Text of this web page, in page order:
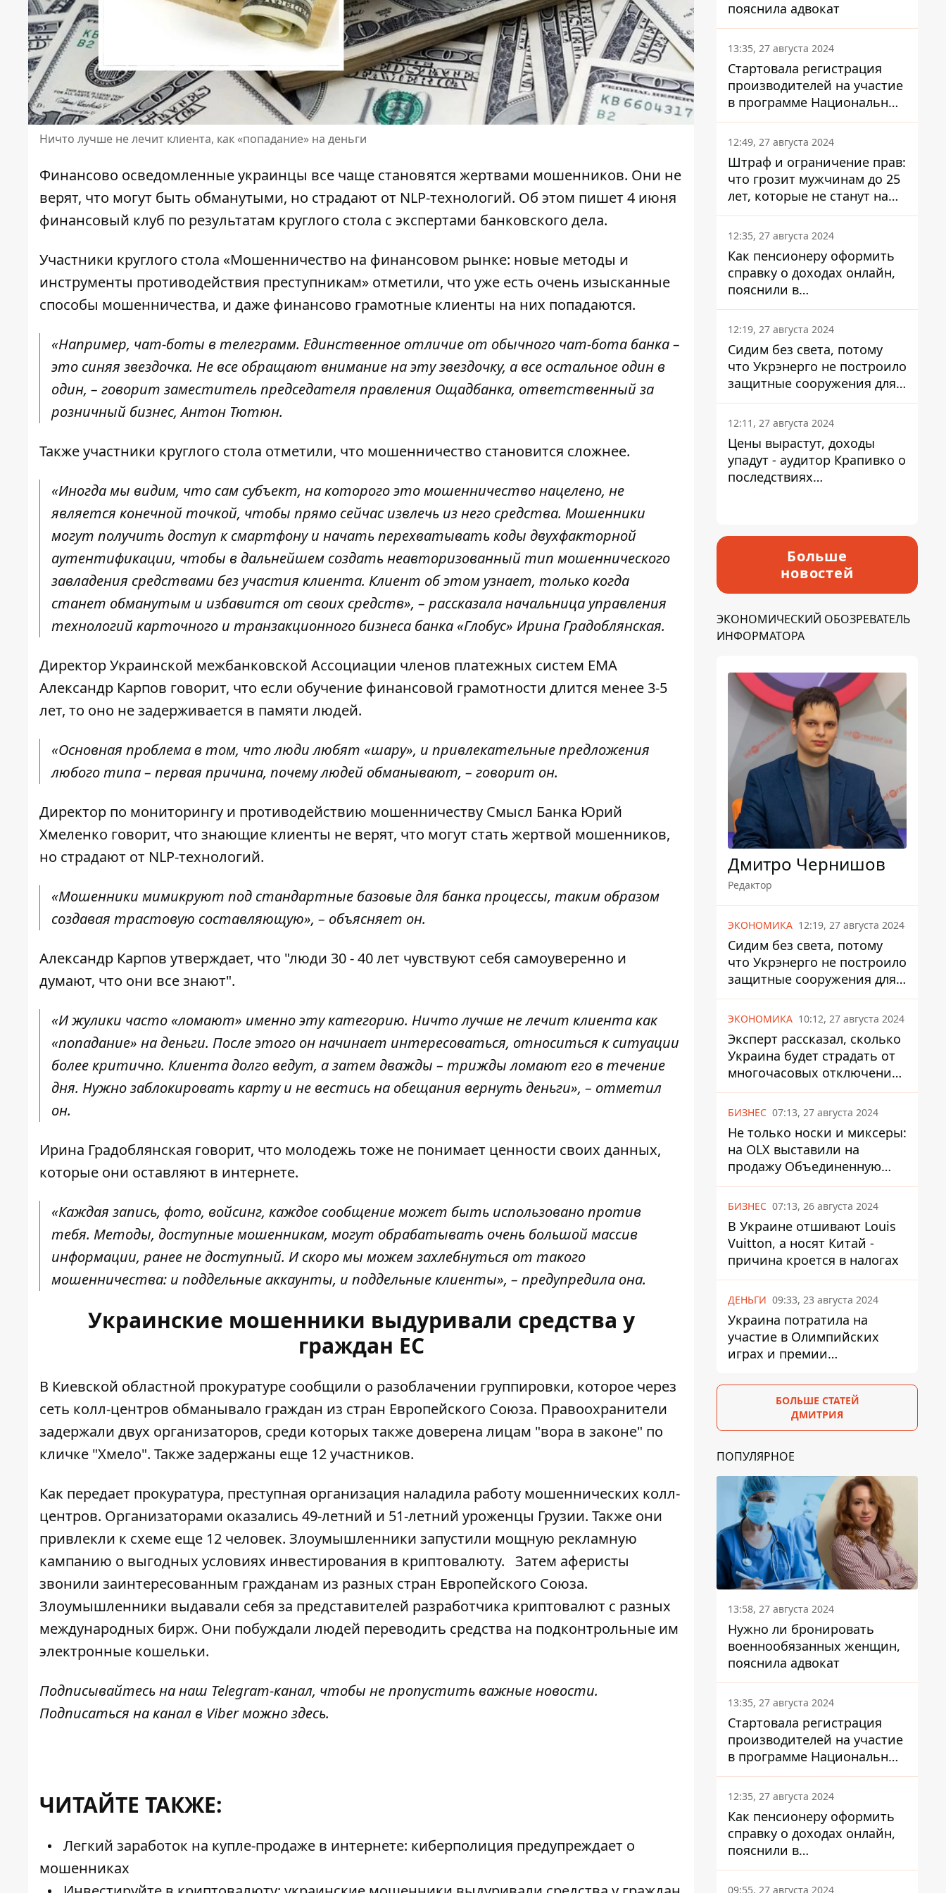
Ничто лучше не лечит клиента, как «попадание» на деньги
Финансово осведомленные украинцы все чаще становятся жертвами мошенников. Они не
верят, что могут быть обманутыми, но страдают от NLP-технологий. Об этом пишет 4 июня
финансовый клуб по результатам круглого стола с экспертами банковского дела.
Участники круглого стола «Мошенничество на финансовом рынке: новые методы и
инструменты противодействия преступникам» отметили, что уже есть очень изысканные
способы мошенничества, и даже финансово грамотные клиенты на них попадаются.
«Например, чат-боты в телеграмм. Единственное отличие от обычного чат-бота банка –
это синяя звездочка. Не все обращают внимание на эту звездочку, а все остальное один в
один, – говорит заместитель председателя правления Ощадбанка, ответственный за
розничный бизнес, Антон Тютюн.
Также участники круглого стола отметили, что мошенничество становится сложнее.
«Иногда мы видим, что сам субъект, на которого это мошенничество нацелено, не
является конечной точкой, чтобы прямо сейчас извлечь из него средства. Мошенники
могут получить доступ к смартфону и начать перехватывать коды двухфакторной
аутентификации, чтобы в дальнейшем создать неавторизованный тип мошеннического
завладения средствами без участия клиента. Клиент об этом узнает, только когда
станет обманутым и избавится от своих средств», – рассказала начальница управления
технологий карточного и транзакционного бизнеса банка «Глобус» Ирина Градоблянская.
Директор Украинской межбанковской Ассоциации членов платежных систем ЕМА
Александр Карпов говорит, что если обучение финансовой грамотности длится менее 3-5
лет, то оно не задерживается в памяти людей.
«Основная проблема в том, что люди любят «шару», и привлекательные предложения
любого типа – первая причина, почему людей обманывают, – говорит он.
Директор по мониторингу и противодействию мошенничеству Смысл Банка Юрий
Хмеленко говорит, что знающие клиенты не верят, что могут стать жертвой мошенников,
но страдают от NLP-технологий.
«Мошенники мимикруют под стандартные базовые для банка процессы, таким образом
создавая трастовую составляющую», – объясняет он.
Александр Карпов утверждает, что "люди 30 - 40 лет чувствуют себя самоуверенно и
думают, что они все знают".
«И жулики часто «ломают» именно эту категорию. Ничто лучше не лечит клиента как
«попадание» на деньги. После этого он начинает интересоваться, относиться к ситуации
более критично. Клиента долго ведут, а затем дважды – трижды ломают его в течение
дня. Нужно заблокировать карту и не вестись на обещания вернуть деньги», – отметил
он.
Ирина Градоблянская говорит, что молодежь тоже не понимает ценности своих данных,
которые они оставляют в интернете.
«Каждая запись, фото, войсинг, каждое сообщение может быть использовано против
тебя. Методы, доступные мошенникам, могут обрабатывать очень большой массив
информации, ранее не доступный. И скоро мы можем захлебнуться от такого
мошенничества: и поддельные аккаунты, и поддельные клиенты», – предупредила она.
Украинские мошенники выдуривали средства у
граждан ЕС
В Киевской областной прокуратуре сообщили о разоблачении группировки, которое через
сеть колл-центров обманывало граждан из стран Европейского Союза. Правоохранители
задержали двух организаторов, среди которых также доверена лицам "вора в законе" по
кличке "Хмело". Также задержаны еще 12 участников.
Как передает прокуратура, преступная организация наладила работу мошеннических колл-
центров. Организаторами оказались 49-летний и 51-летний уроженцы Грузии. Также они
привлекли к схеме еще 12 человек. Злоумышленники запустили мощную рекламную
кампанию о выгодных условиях инвестирования в криптовалюту. Затем аферисты
звонили заинтересованным гражданам из разных стран Европейского Союза.
Злоумышленники выдавали себя за представителей разработчика криптовалют с разных
международных бирж. Они побуждали людей переводить средства на подконтрольные им
электронные кошельки.
Подписывайтесь на наш Telegram-канал, чтобы не пропустить важные новости.
Подписаться на канал в Viber можноздесь.
ЧИТАЙТЕ ТАКЖЕ:
Легкий заработок на купле-продаже в интернете: киберполиция предупреждает о
мошенниках
пояснила адвокат
13:35, 27 августа 2024
Стартовала регистрация
производителей на участие
в программе Национальный
кэшбек: как это сделать
через портал Дія
12:49, 27 августа 2024
Штраф и ограничение прав:
что грозит мужчинам до 25
лет, которые не станут на
военный учет
12:35, 27 августа 2024
Как пенсионеру оформить
справку о доходах онлайн,
пояснили в
Минсоцполитики
12:19, 27 августа 2024
Сидим без света, потому
что Укрэнерго не построило
защитные сооружения для
энергетики - нардеп
Кучеренко
12:11, 27 августа 2024
Цены вырастут, доходы
упадут - аудитор Крапивко о
последствиях
Больше
новостей
ЭКОНОМИЧЕСКИЙ ОБОЗРЕВАТЕЛЬ
ИНФОРМАТОРА
Дмитро Чернишов
Редактор
ЭКОНОМИКА 12:19, 27 августа 2024
Сидим без света, потому
что Укрэнерго не построило
защитные сооружения для
энергетики - нардеп
Кучеренко
ЭКОНОМИКА 10:12, 27 августа 2024
Эксперт рассказал, сколько
Украина будет страдать от
многочасовых отключений
света
БИЗНЕС 07:13, 27 августа 2024
Не только носки и миксеры:
на OLX выставили на
продажу Объединенную
Горно-Химическую
Компанию за многие
миллиарды
БИЗНЕС 07:13, 26 августа 2024
В Украине отшивают Louis
Vuitton, а носят Китай -
причина кроется в налогах
ДЕНЬГИ 09:33, 23 августа 2024
Украина потратила на
участие в Олимпийских
играх и премии
БОЛЬШЕ СТАТЕЙ
ДМИТРИЯ
ПОПУЛЯРНОЕ
13:58, 27 августа 2024
Нужно ли бронировать
военнообязанных женщин,
пояснила адвокат
13:35, 27 августа 2024
Стартовала регистрация
производителей на участие
в программе Национальный
кэшбек: как это сделать
через портал Дія
12:35, 27 августа 2024
Как пенсионеру оформить
справку о доходах онлайн,
пояснили в
Минсоцполитики
09:55, 27 августа 2024